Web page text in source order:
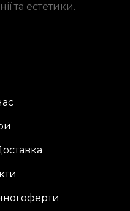
та естетики.
оферти